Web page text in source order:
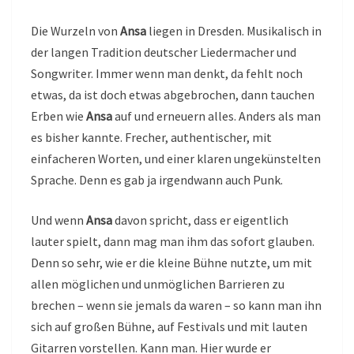
Die Wurzeln von Ansa liegen in Dresden. Musikalisch in
der langen Tradition deutscher Liedermacher und
Songwriter. Immer wenn man denkt, da fehlt noch
etwas, da ist doch etwas abgebrochen, dann tauchen
Erben wie Ansaauf und erneuern alles. Anders als man
es bisher kannte. Frecher, authentischer, mit
einfacheren Worten, und einer klaren ungekünstelten
Sprache. Denn es gab ja irgendwann auch Punk.
Und wenn Ansadavon spricht, dass er eigentlich
lauter spielt, dann mag man ihm das sofort glauben.
Denn so sehr, wie er die kleine Bühne nutzte, um mit
allen möglichen und unmöglichen Barrieren zu
brechen – wenn sie jemals da waren – so kann man ihn
sich auf großen Bühne, auf Festivals und mit lauten
Gitarren vorstellen. Kann man. Hier wurde er